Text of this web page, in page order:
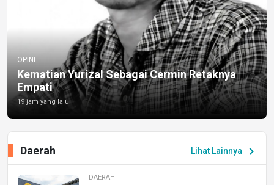
OPINI
Kematian Yurizal Sebagai Cermin Retaknya
Empati
19 jam yang lalu
Lihat Lainnya chevron_right
Daerah
DAERAH